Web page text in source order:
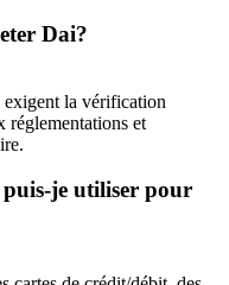
Dai?
exigent la vérification
et
puis-je utiliser pour